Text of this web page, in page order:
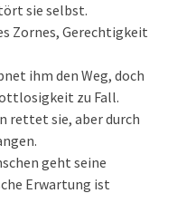
sie selbst.
Zornes, Gerechtigkeit
ihm den Weg, doch
zu Fall.
rettet sie, aber durch
geht seine
Erwartung ist